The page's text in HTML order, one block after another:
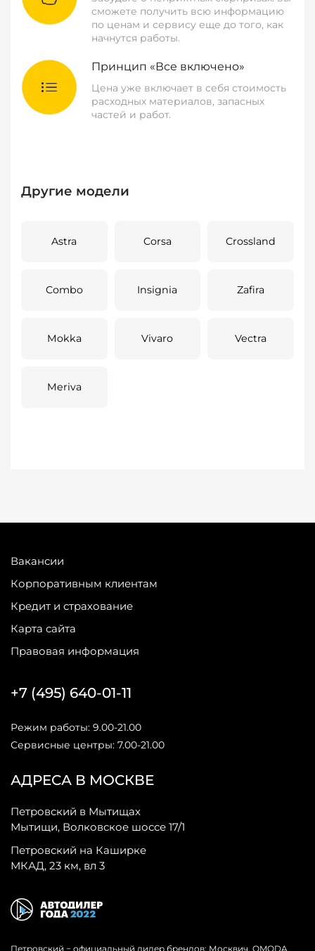
сможете получить всю информацию
по ценам и сервису еще до того, как
начнутся работы.
Принцип «Все включено»
Цена уже включает в себя стоимость
расходных материалов, запасных
частей и работ.
Другие модели
Astra Corsa Crossland
Combo Insignia Zafira
Mokka Vivaro Vectra
Meriva
Вакансии
Корпоративным клиентам
Кредит и страхование
Карта сайта
Правовая информация
АДРЕСА В МОСКВЕ
Петровский в Мытищах
Мытищи, Волковское шоссе 17/1
Петровский на Каширке
МКАД, 23 км, вл 3
+7 (495) 640-01-11
Режим работы: 9.00-21.00
Сервисные центры: 7.00-21.00
Петровский − официальный дилер брендов: Москвич, OMODA,